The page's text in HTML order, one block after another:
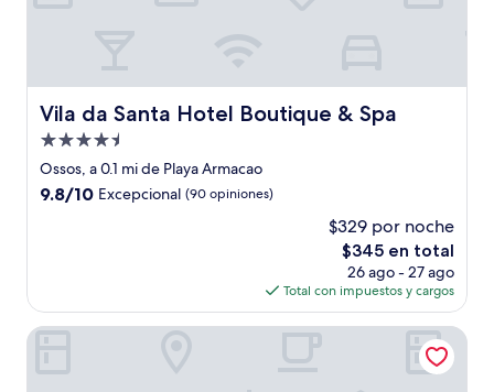
Vila da Santa Hotel Boutique & Spa
Vila da Santa Hotel Boutique & Spa
Propiedad
de
4.5
Ossos, a 0.1 mi de Playa Armacao
9.8
9.8/10 Excepcional (90 opiniones)
$329 por noche
El
precio
actual
es
de
$345 en total
26 ago - 27 ago
Total con impuestos y cargos
POUSADA SANTORINI